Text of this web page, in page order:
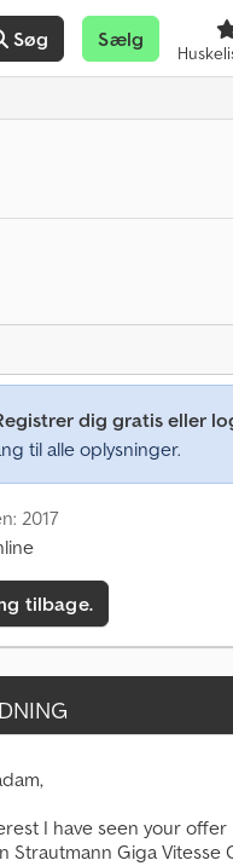
Søg Sælg
dig gratis eller
til alle oplysninger.
2017
tilbage.